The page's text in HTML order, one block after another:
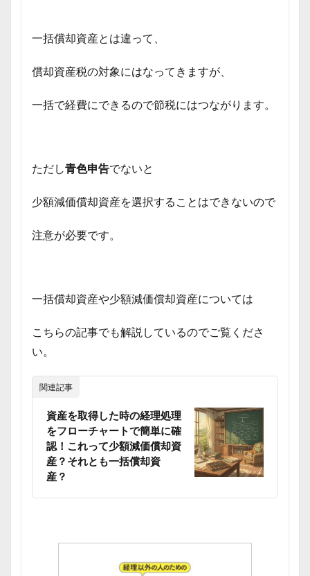
一括償却資産とは違って、
償却資産税の対象にはなってきますが、
一括で経費にできるので節税にはつながります。
ただし青色申告でないと
少額減価償却資産を選択することはできないので
注意が必要です。
一括償却資産や少額減価償却資産については
こちらの記事でも解説しているのでご覧くださ
い。
関連記事
資産を取得した時の経理処理
をフローチャートで簡単に確
認！これって少額減価償却資
産？それとも一括償却資
産？